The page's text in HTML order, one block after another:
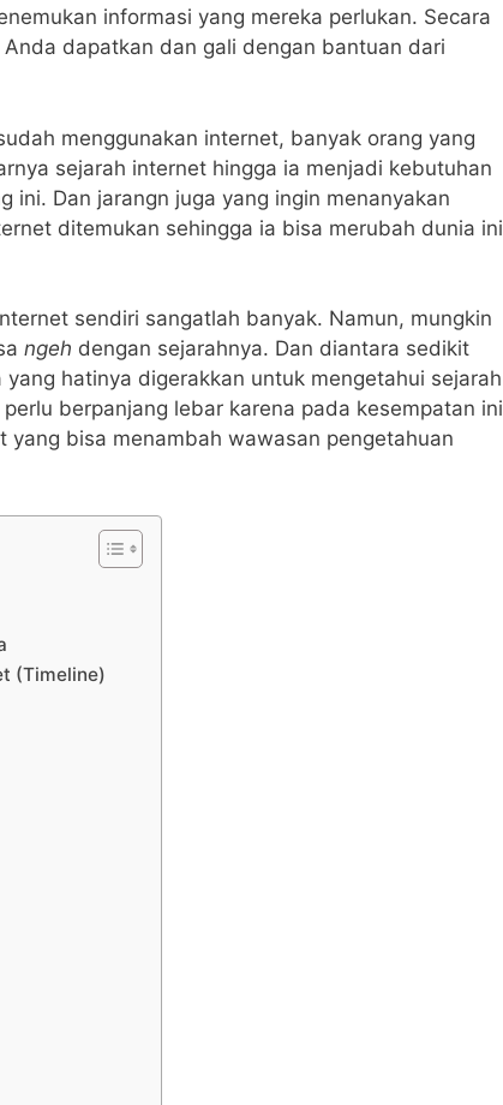
informasi yang mereka perlukan. Secara
dapatkan dan gali dengan bantuan dari
menggunakan internet, banyak orang yang
sejarah internet hingga ia menjadi kebutuhan
ini. Dan jarangn juga yang ingin menanyakan
ditemukan sehingga ia bisa merubah dunia ini
sendiri sangatlah banyak. Namun, mungkin
ngeh dengan sejarahnya. Dan diantara sedikit
hatinya digerakkan untuk mengetahui sejarah
berpanjang lebar karena pada kesempatan ini
yang bisa menambah wawasan pengetahuan
(Timeline)